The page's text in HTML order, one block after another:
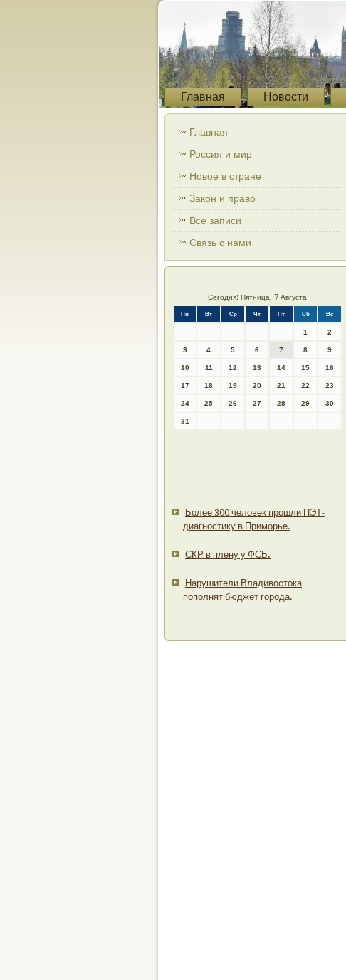
Главная Новости
Главная
Россия и мир
Новое в стране
Закон и право
Все записи
Связь с нами
Сегодня: Пятница, 7 Августа
Пн Вт Ср Чт Пт Сб Вс
1 2
3 4 5 6 7 8 9
10 11 12 13 14 15 16
17 18 19 20 21 22 23
24 25 26 27 28 29 30
31
Более 300 человек прошли ПЭТ-
диагностику в Приморье.
СКР в плену у ФСБ.
Нарушители Владивостока
пополнят бюджет города.